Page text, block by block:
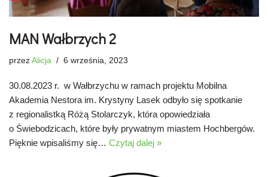
MAN Wałbrzych 2
przez Alicja 6 września, 2023
30.08.2023 r. w Wałbrzychu w ramach projektu Mobilna
Akademia Nestora im. Krystyny Lasek odbyło się spotkanie
z regionalistką Różą Stolarczyk, która opowiedziała
o Świebodzicach, które były prywatnym miastem Hochbergów.
Pięknie wpisaliśmy się… Czytaj dalej »